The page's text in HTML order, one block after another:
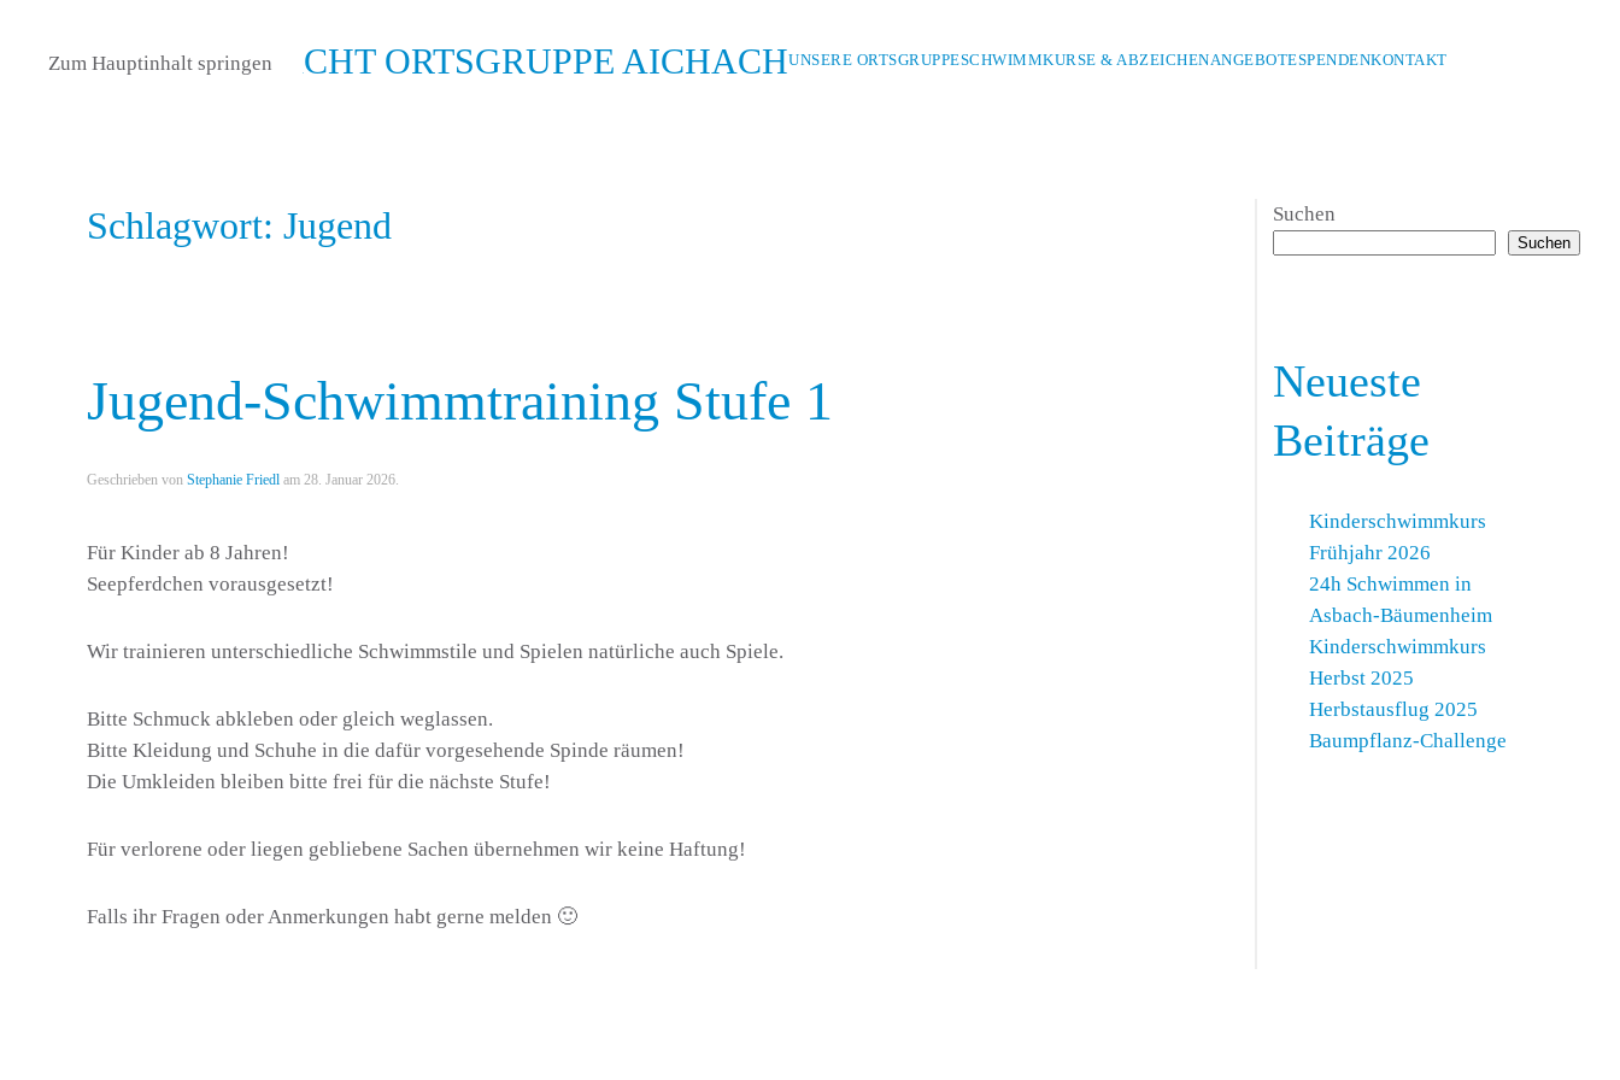
Zum Hauptinhalt springen UNSERE ORTSGRUPPESCHWIMMKURSE & ABZEICHENANGEBOTESPENDENKONTAKT
Schlagwort: Jugend
Jugend-Schwimmtraining Stufe 1
Geschrieben von Stephanie Friedl am 28. Januar 2026.
Für Kinder ab 8 Jahren!
Seepferdchen vorausgesetzt!
Wir trainieren unterschiedliche Schwimmstile und Spielen natürliche auch Spiele.
Bitte Schmuck abkleben oder gleich weglassen.
Bitte Kleidung und Schuhe in die dafür vorgesehende Spinde räumen!
Die Umkleiden bleiben bitte frei für die nächste Stufe!
Für verlorene oder liegen gebliebene Sachen übernehmen wir keine Haftung!
Falls ihr Fragen oder Anmerkungen habt gerne melden 🙂
Suchen
Suchen
Neueste
Beiträge
Kinderschwimmkurs
Frühjahr 2026
24h Schwimmen in
Asbach-Bäumenheim
Kinderschwimmkurs
Herbst 2025
Herbstausflug 2025
Baumpflanz-Challenge